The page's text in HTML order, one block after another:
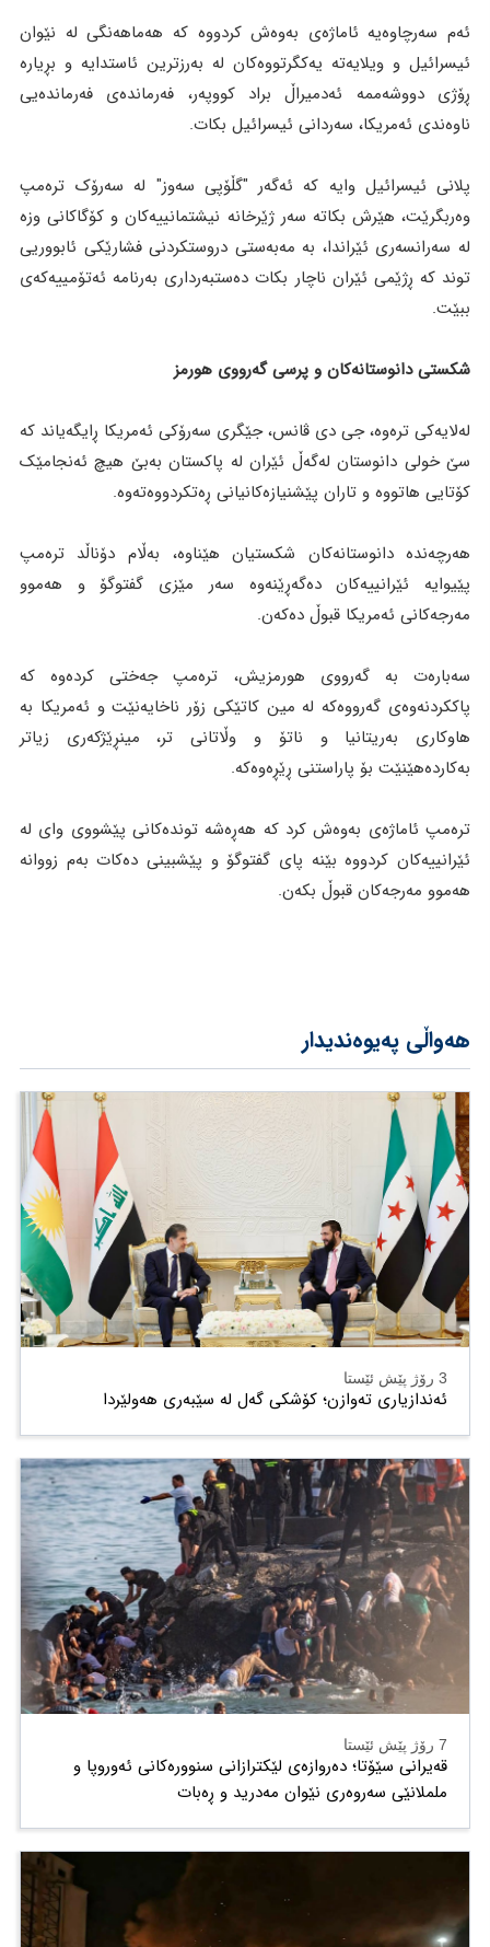
ئەم سەرچاوەیە ئاماژەی بەوەش کردووە کە هەماهەنگی لە نێوان
ئیسرائیل و ویلایەتە یەکگرتووەکان لە بەرزترین ئاستدایە و بڕیارە
ڕۆژی دووشەممە ئەدمیراڵ براد کووپەر، فەرماندەی فەرماندەیی
ناوەندی ئەمریکا، سەردانی ئیسرائیل بکات.
پلانی ئیسرائیل وایە کە ئەگەر "گڵۆپی سەوز" لە سەرۆک ترەمپ
وەربگرێت، هێرش بکاتە سەر ژێرخانە نیشتمانییەکان و کۆگاکانی وزە
لە سەرانسەری ئێراندا، بە مەبەستی دروستکردنی فشارێکی ئابووریی
توند کە ڕژێمی ئێران ناچار بکات دەستبەرداری بەرنامە ئەتۆمییەکەی
ببێت.
شکستی دانوستانەکان و پرسی گەرووی هورمز
لەلایەکی ترەوە، جی دی ڤانس، جێگری سەرۆکی ئەمریکا ڕایگەیاند کە
سێ خولی دانوستان لەگەڵ ئێران لە پاکستان بەبێ هیچ ئەنجامێک
کۆتایی هاتووە و تاران پێشنیازەکانیانی ڕەتکردووەتەوە.
هەرچەندە دانوستانەکان شکستیان هێناوە، بەڵام دۆناڵد ترەمپ
پێیوایە ئێرانییەکان دەگەڕێنەوە سەر مێزی گفتوگۆ و هەموو
مەرجەکانی ئەمریکا قبوڵ دەکەن.
سەبارەت بە گەرووی هورمزیش، ترەمپ جەختی کردەوە کە
پاککردنەوەی گەرووەکە لە مین کاتێکی زۆر ناخایەنێت و ئەمریکا بە
هاوکاری بەریتانیا و ناتۆ و وڵاتانی تر، مینڕێژکەری زیاتر
بەکاردەهێنێت بۆ پاراستنی ڕێڕەوەکە.
ترەمپ ئاماژەی بەوەش کرد کە هەڕەشە توندەکانی پێشووی وای لە
ئێرانییەکان کردووە بێنە پای گفتوگۆ و پێشبینی دەکات بەم زووانە
هەموو مەرجەکان قبوڵ بکەن.
هەواڵی پەیوەندیدار
3 رۆژ پێش ئێستا
ئەندازیاری تەوازن؛ کۆشکی گەل لە سێبەری هەولێردا
7 رۆژ پێش ئێستا
قەیرانی سێۆتا؛ دەروازەی لێکترازانی سنوورەکانی ئەوروپا و
ململانێی سەروەری نێوان مەدرید و ڕەبات